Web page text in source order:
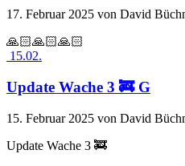
17. Februar 2025 von David
🙏🏻🙏🏻🙏🏻
15.02.
Update Wache 3 🚒 G
15. Februar 2025 von David
Update Wache 3 🚒